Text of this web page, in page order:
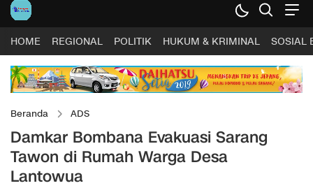
HOME REGIONAL POLITIK HUKUM & KRIMINAL SOSIAL
Beranda ADS
Damkar Bombana Evakuasi Sarang
Tawon di Rumah Warga Desa
Lantowua